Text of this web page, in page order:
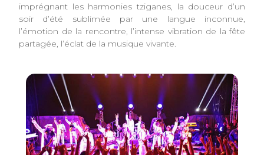
imprégnant les harmonies tziganes, la douceur d’un
soir d’été sublimée par une langue inconnue,
l’émotion de la rencontre, l’intense vibration de la fête
partagée, l’éclat de la musique vivante.